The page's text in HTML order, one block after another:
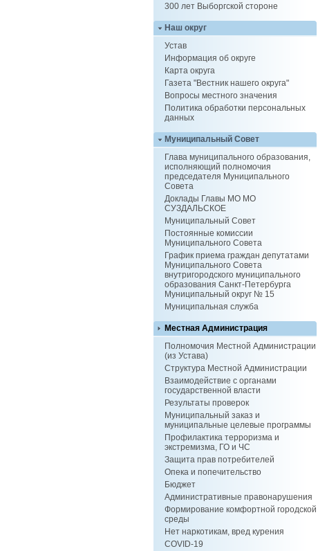
300 лет Выборгской стороне
Наш округ
Устав
Информация об округе
Карта округа
Газета "Вестник нашего округа"
Вопросы местного значения
Политика обработки персональных
данных
Муниципальный Совет
Глава муниципального образования,
исполняющий полномочия
председателя Муниципального
Совета
Доклады Главы МО МО
СУЗДАЛЬСКОЕ
Муниципальный Совет
Постоянные комиссии
Муниципального Совета
График приема граждан депутатами
Муниципального Совета
внутригородского муниципального
образования Санкт-Петербурга
Муниципальный округ № 15
Муниципальная служба
Местная Администрация
Полномочия Местной Администрации
(из Устава)
Структура Местной Администрации
Взаимодействие с органами
государственной власти
Результаты проверок
Муниципальный заказ и
муниципальные целевые программы
Профилактика терроризма и
экстремизма, ГО и ЧС
Защита прав потребителей
Опека и попечительство
Бюджет
Административные правонарушения
Формирование комфортной городской
среды
Нет наркотикам, вред курения
COVID-19